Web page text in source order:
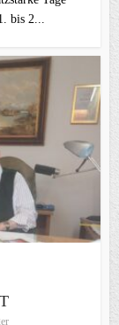
bis 2...